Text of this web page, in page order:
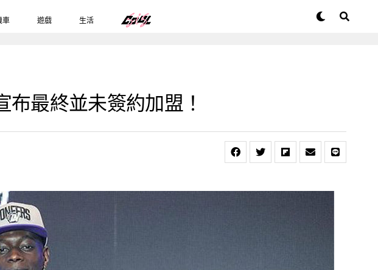
車 遊戲 生活
最終並未簽約加盟！